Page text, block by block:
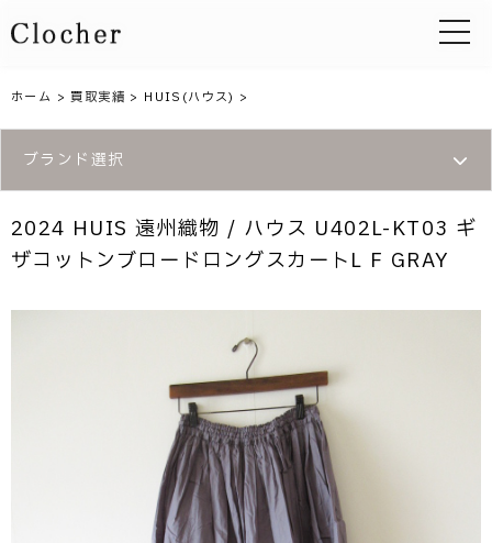
toggle
ホーム >買取実績 > HUIS(ハウス) >
ブランド選択
2024 HUIS 遠州織物 / ハウス U402L-KT03 ギ
ザコットンブロードロングスカートL F GRAY